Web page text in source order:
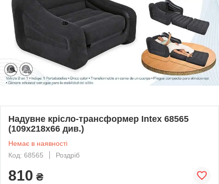
Надувне крісло-трансформер Intex 68565
(109х218х66 див.)
Немає в наявності
Код: 68565
Роздріб
810 ₴